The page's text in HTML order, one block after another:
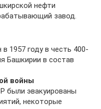
нефти
завод.
1957 году в честь 400-
Башкирии в состав
войны
были эвакуированы
некоторые